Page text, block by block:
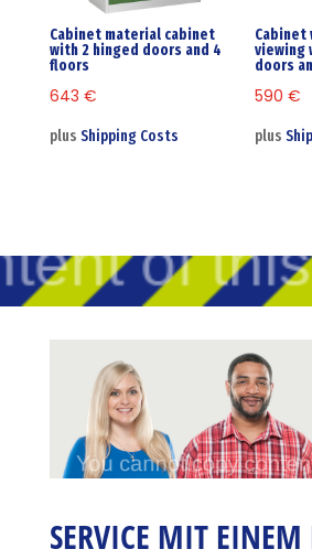
Cabinet material cabinet
with 2 hinged doors and 4
floors
643 €
plus Shipping Costs
Cabinet
viewing
doors
590€
plus
SERVICE MIT EINEM